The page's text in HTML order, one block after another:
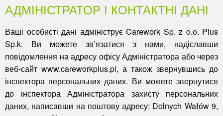
АДМІНІСТРАТОР І КОНТАКТНІ ДАНІ
Ваші особисті дані адмініструє Carework Sp. z o.o. Plus
Sp.k. Ви можете зв’язатися з нами, надіславши
повідомлення на адресу офісу Адміністратора або через
веб-сайт www.careworkplus.pl, а також звернувшись до
інспектора персональних даних. Ви можете звернутися
до інспектора Адміністратора захисту персональних
даних, написавши на поштову адресу: Dolnych Wałów 9,